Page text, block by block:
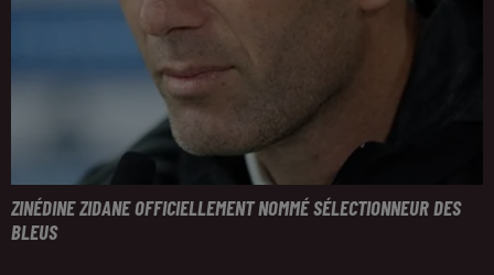
ZINÉDINE ZIDANE OFFICIELLEMENT NOMMÉ SÉLECTIONNEUR DES
BLEUS